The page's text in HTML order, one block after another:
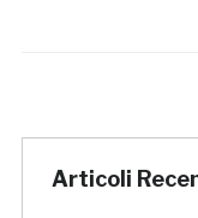
Articoli